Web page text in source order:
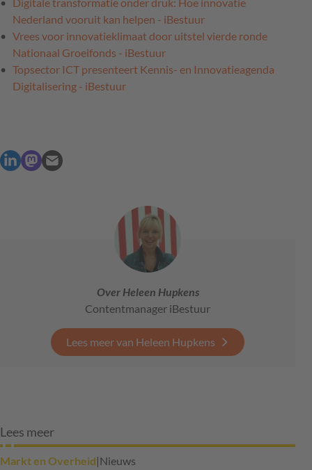
Nederland vooruit kan helpen - iBestuur
Vrees voor innovatieklimaat door uitstel vierde ronde
Nationaal Groeifonds - iBestuur
Topsector ICT presenteert Kennis- en Innovatieagenda
Digitalisering - iBestuur
Over Heleen Hupkens
Contentmanager iBestuur
Lees meer van Heleen Hupkens
Lees meer
Markt en Overheid|Nieuws